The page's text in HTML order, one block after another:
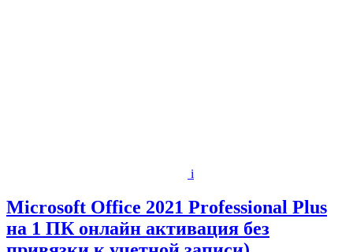
i
Microsoft Office 2021 Professional Plus
на 1 ПК онлайн активация без